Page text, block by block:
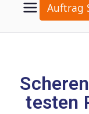
Auftrag
testen